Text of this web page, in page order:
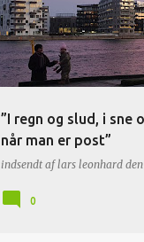
”I regn og slud, i sne
når man er post”
indsendt aflars leonhard den
0